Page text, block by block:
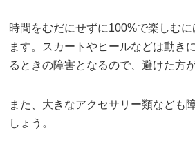
時間をむだにせずに100%で楽しむに
ます。スカートやヒールなどは動き
るときの障害となるので、避けた方
また、大きなアクセサリー類なども
しょう。